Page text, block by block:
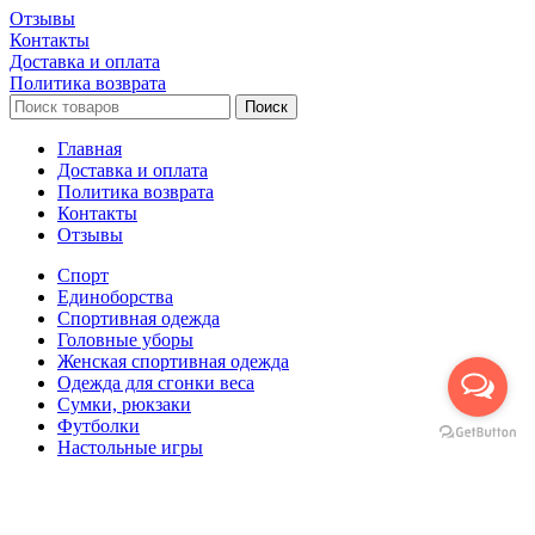
Отзывы
Контакты
Доставка и оплата
Политика возврата
Поиск
Главная
Доставка и оплата
Политика возврата
Контакты
Отзывы
Спорт
Единоборства
Cпортивная одежда
Головные уборы
Женская спортивная одежда
Одежда для сгонки веса
Сумки, рюкзаки
Футболки
Настольные игры